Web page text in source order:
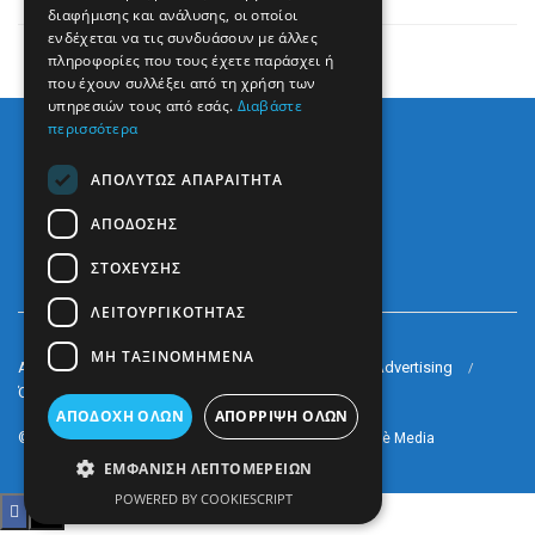
Arkè Media Group Radio Preveza 93
Arkè Advertising
Όροι και Προϋποθέσεις
Επικοινωνία
© 2022PrevezapostInspired byArkè AdvPartner of Arkè Media
διαφήμισης και ανάλυσης, οι οποίοι
ενδέχεται να τις συνδυάσουν με άλλες
πληροφορίες που τους έχετε παράσχει ή
που έχουν συλλέξει από τη χρήση των
υπηρεσιών τους από εσάς. Διαβάστε
περισσότερα
ΑΠΟΛΎΤΩΣ ΑΠΑΡΑΊΤΗΤΑ
ΑΠΌΔΟΣΗΣ
ΣΤΌΧΕΥΣΗΣ
ΛΕΙΤΟΥΡΓΙΚΌΤΗΤΑΣ
ΜΗ ΤΑΞΙΝΟΜΗΜΈΝΑ
ΑΠΟΔΟΧΉ ΌΛΩΝ ΑΠΌΡΡΙΨΗ ΌΛΩΝ
ΕΜΦΆΝΙΣΗ ΛΕΠΤΟΜΕΡΕΙΏΝ
POWERED BY COOKIESCRIPT